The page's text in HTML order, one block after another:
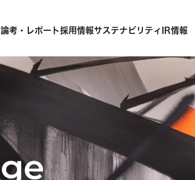
論考・レポート採用情報サステナビリティ IR情報